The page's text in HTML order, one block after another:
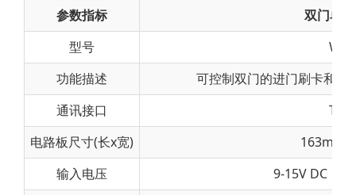
参数指标
双门单
型号
功能描述
可控制双门的进门刷卡和出
通讯接口
电路板尺寸(长x宽)
输入电压
9-15V DC （